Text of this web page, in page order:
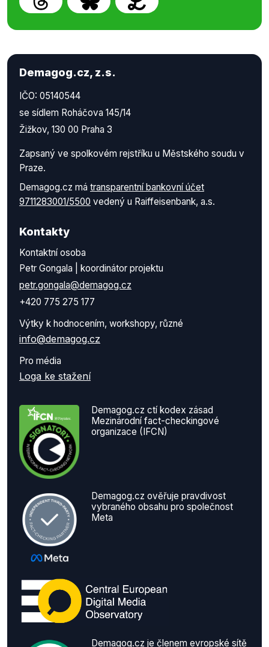
Demagog.cz, z.s.
IČO: 05140544
se sídlem Roháčova 145/14
Žižkov, 130 00 Praha 3
Zapsaný ve spolkovém rejstříku u Městského soudu v
Praze.
Demagog.cz má transparentní bankovní účet
9711283001/5500 vedený u Raiffeisenbank, a.s.
Kontakty
Kontaktní osoba
Petr Gongala | koordinátor projektu
petr.gongala@demagog.cz
+420 775 275 177
Výtky k hodnocením, workshopy, různé
info@demagog.cz
Pro média
Loga ke stažení
Demagog.cz ctí kodex zásad
Mezinárodní fact-checkingové
organizace (IFCN)
Demagog.cz ověřuje pravdivost
vybraného obsahu pro společnost
Meta
Demagog.cz je členem evropské sítě